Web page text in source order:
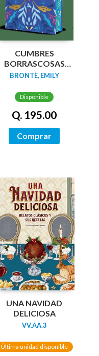
CUMBRES
BORRASCOSAS
(EDICION LIMITADA
TINTADOS)
BRONTË, EMILY
Disponible
Q. 195.00
Comprar
UNA NAVIDAD
DELICIOSA
VV.AA.3
Última unidad disponible